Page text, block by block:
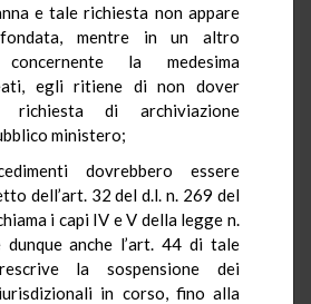
e tale richiesta non appare
mentre in un altro
concernente la medesima
egli ritiene di non dover
richiesta di archiviazione
ministero;
dovrebbero essere
dell’art. 32 del d.l. n. 269 del
i capi IV e V della legge n.
anche l’art. 44 di tale
la sospensione dei
in corso, fino alla